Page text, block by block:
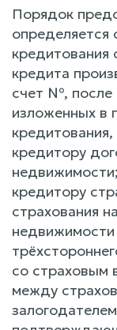
Порядок
кредита
счет №, после
изложенных в
кредитору
кредитору
страхования
со страховым
между